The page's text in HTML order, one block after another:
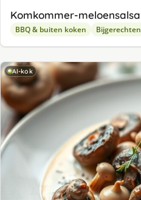
Komkommer-meloensalsa
BBQ & buiten koken Bijgerechten
AI-kok